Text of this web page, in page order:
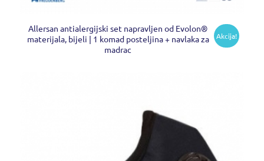
Allersan antialergijski set napravljen od Evolon®
materijala, bijeli | 1 komad posteljina + navlaka za
madrac
Akcija!